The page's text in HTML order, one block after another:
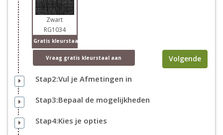
Zwart
RG1034
Gratis kleurstaal
Vraag gratis kleurstaal aan Volgende
Stap2:Vul je Afmetingen in
Stap3:Bepaal de mogelijkheden
Stap4:Kies je opties